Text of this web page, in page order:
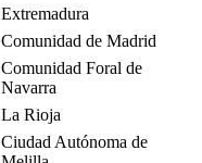
Extremadura
Comunidad de Madrid
Comunidad Foral de
Navarra
La Rioja
Ciudad Autónoma de